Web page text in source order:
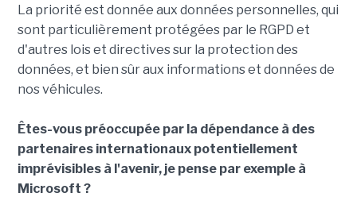
La priorité est donnée aux données personnelles, qui
sont particulièrement protégées par le RGPD et
d'autres lois et directives sur la protection des
données, et bien sûr aux informations et données de
nos véhicules.
Êtes-vous préoccupée par la dépendance à des
partenaires internationaux potentiellement
imprévisibles à l'avenir, je pense par exemple à
Microsoft ?